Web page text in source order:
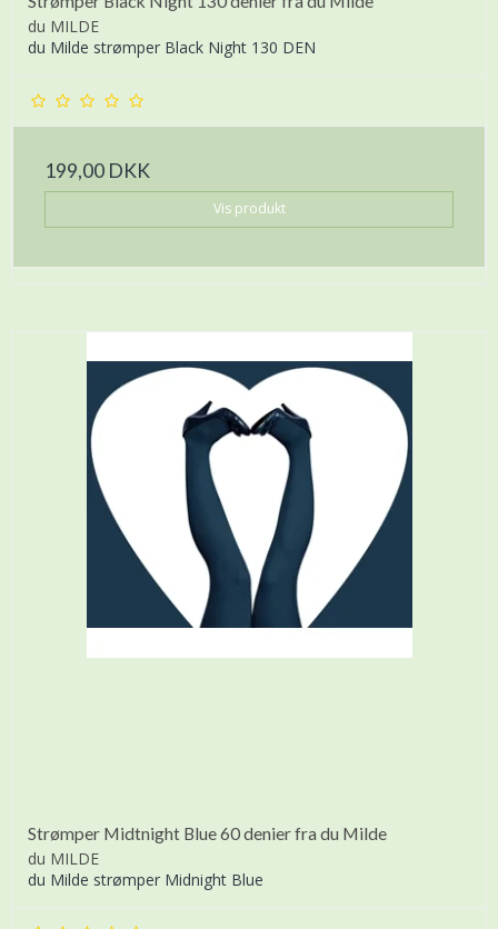
du MILDE
du Milde strømper Black Night 130 DEN
199,00 DKK
Vis produkt
Strømper Midtnight Blue 60 denier fra du Milde
du MILDE
du Milde strømper Midnight Blue